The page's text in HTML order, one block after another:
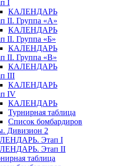
I
КАЛЕНДАРЬ
II. Группа «А»
КАЛЕНДАРЬ
II. Группа «Б»
КАЛЕНДАРЬ
II. Группа «В»
КАЛЕНДАРЬ
III
КАЛЕНДАРЬ
IV
КАЛЕНДАРЬ
Турнирная таблица
Список бомбардиров
Дивизион 2
Этап I
Этап II
таблица